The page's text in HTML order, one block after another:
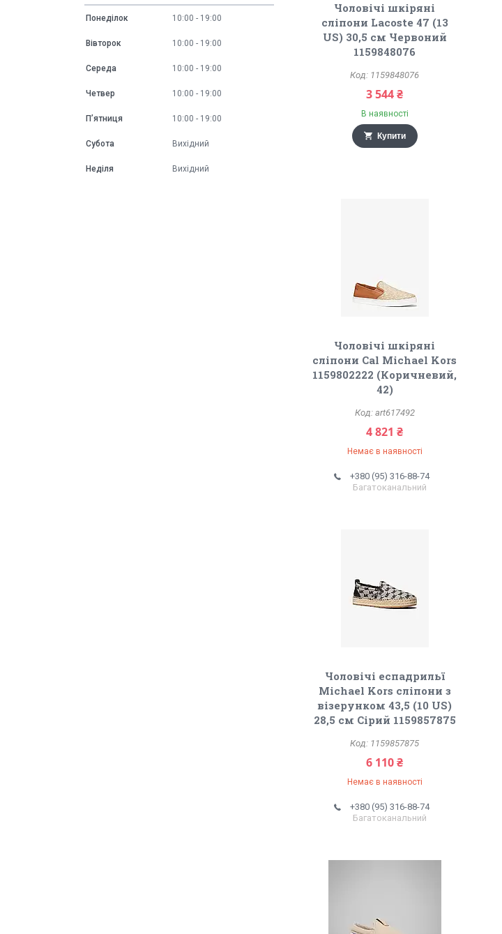
Чоловічі шкіряні
сліпони Lacoste 47 (13
US) 30,5 см Червоний
1159848076
1159848076
3 544 ₴
В наявності
Купити
Чоловічі шкіряні
сліпони Cal Michael Kors
1159802222 (Коричневий,
42)
art617492
4 821 ₴
Немає в наявності
+380 (95) 316-88-74
Багатоканальний
Чоловічі еспадрильї
Michael Kors сліпони з
візерунком 43,5 (10 US)
28,5 см Сірий 1159857875
1159857875
6 110 ₴
Немає в наявності
+380 (95) 316-88-74
Багатоканальний
Понеділок 10:00 19:00
Вівторок 10:00 19:00
Середа 10:00 19:00
Четвер 10:00 19:00
Пʼятниця 10:00 19:00
Субота Вихідний
Неділя Вихідний